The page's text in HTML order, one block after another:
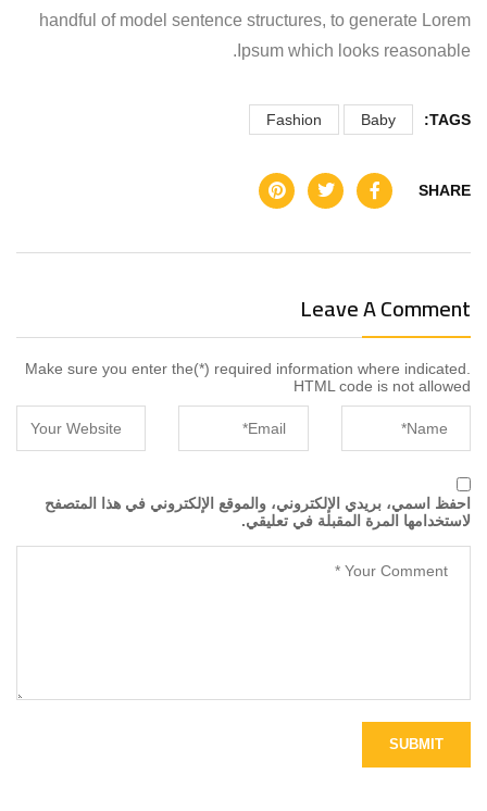
handful of model sentence structures, to generate Lorem
Ipsum which looks reasonable.
TAGS:
Baby
Fashion
SHARE
Leave A Comment
Make sure you enter the(*) required information where indicated.
HTML code is not allowed
احفظ اسمي، بريدي الإلكتروني، والموقع الإلكتروني في هذا المتصفح
لاستخدامها المرة المقبلة في تعليقي.